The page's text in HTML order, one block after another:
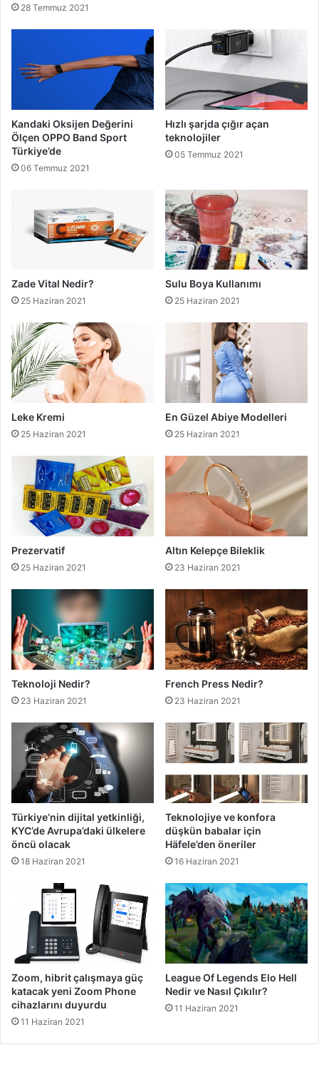
28 Temmuz 2021
Kandaki Oksijen Değerini
Ölçen OPPO Band Sport
Türkiye’de
06 Temmuz 2021
Hızlı şarjda çığır açan
teknolojiler
05 Temmuz 2021
Zade Vital Nedir?
25 Haziran 2021
Sulu Boya Kullanımı
25 Haziran 2021
Leke Kremi
25 Haziran 2021
En Güzel Abiye Modelleri
25 Haziran 2021
Prezervatif
25 Haziran 2021
Altın Kelepçe Bileklik
23 Haziran 2021
Teknoloji Nedir?
23 Haziran 2021
French Press Nedir?
23 Haziran 2021
Türkiye’nin dijital yetkinliği,
KYC’de Avrupa’daki ülkelere
öncü olacak
18 Haziran 2021
Teknolojiye ve konfora
düşkün babalar için
Häfele’den öneriler
16 Haziran 2021
Zoom, hibrit çalışmaya güç
katacak yeni Zoom Phone
cihazlarını duyurdu
11 Haziran 2021
League Of Legends Elo Hell
Nedir ve Nasıl Çıkılır?
11 Haziran 2021